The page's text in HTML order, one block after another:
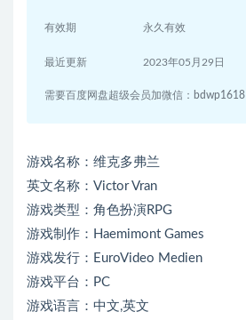
有效期 永久有效
最近更新 2023年05月29日
需要百度网盘超级会员加微信：bdwp1618
游戏名称：维克多弗兰
英文名称：Victor Vran
游戏类型：角色扮演RPG
游戏制作：Haemimont Games
游戏发行：EuroVideo Medien
游戏平台：PC
游戏语言：中文,英文